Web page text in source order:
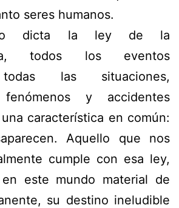
seres humanos.
dicta la ley de la
, todos los eventos
todas las situaciones,
fenómenos y accidentes
característica en común:
Aquello que nos
cumple con esa ley,
este mundo material de
, su destino ineludible